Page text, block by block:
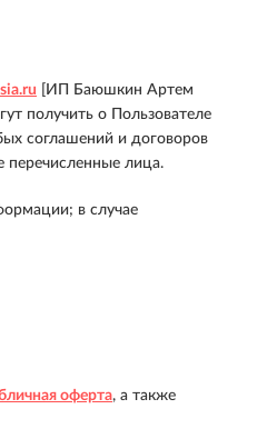
[ИП Баюшкин Артем
получить о Пользователе
соглашений и договоров
перечисленные лица.
в случае
оферта, а также